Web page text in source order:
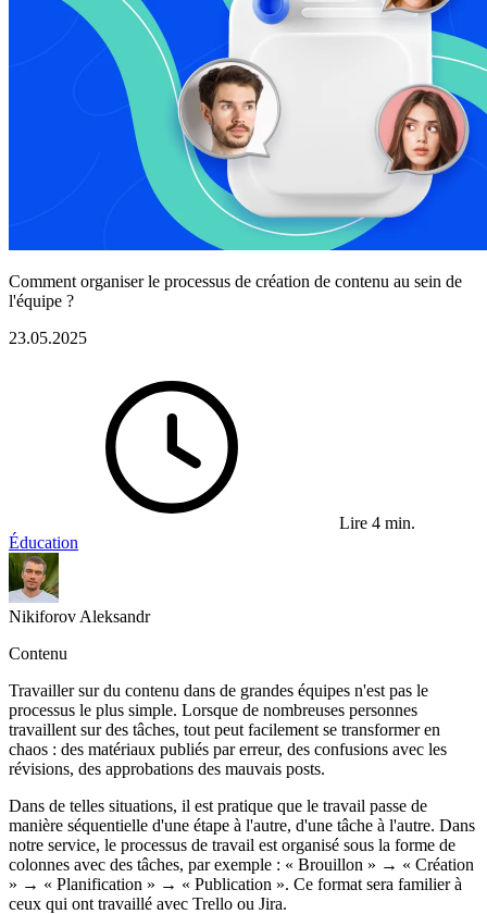
Comment organiser le processus de création de contenu au sein de
l'équipe ?
23.05.2025
Lire 4 min.
Éducation
Nikiforov Aleksandr
Contenu
Travailler sur du contenu dans de grandes équipes n'est pas le
processus le plus simple. Lorsque de nombreuses personnes
travaillent sur des tâches, tout peut facilement se transformer en
chaos : des matériaux publiés par erreur, des confusions avec les
révisions, des approbations des mauvais posts.
Dans de telles situations, il est pratique que le travail passe de
manière séquentielle d'une étape à l'autre, d'une tâche à l'autre. Dans
notre service, le processus de travail est organisé sous la forme de
colonnes avec des tâches, par exemple : « Brouillon » → « Création
» → « Planification » → « Publication ». Ce format sera familier à
ceux qui ont travaillé avec Trello ou Jira.